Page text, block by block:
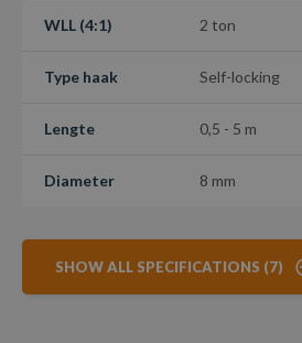
WLL (4:1) 2 ton
Type haak Self-locking
Lengte 0,5 - 5 m
Diameter 8 mm
SHOW ALL SPECIFICATIONS (7)